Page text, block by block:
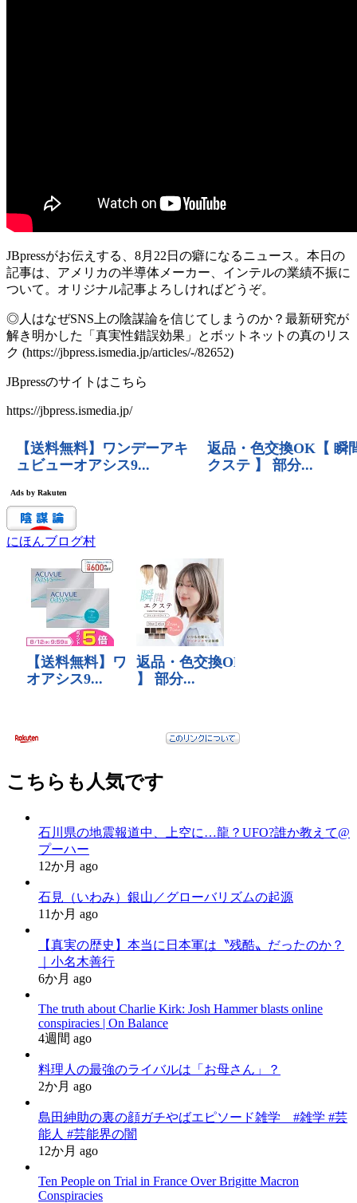
JBpressがお伝えする、8月22日の癖になるニュース。本日の
記事は、アメリカの半導体メーカー、インテルの業績不振に
ついて。オリジナル記事よろしければどうぞ。
◎人はなぜSNS上の陰謀論を信じてしまうのか？最新研究が
解き明かした「真実性錯誤効果」とボットネットの真のリス
ク (https://jbpress.ismedia.jp/articles/-/82652)
JBpressのサイトはこちら
https://jbpress.ismedia.jp/
にほんブログ村
こちらも人気です
石川県の地震報道中、上空に…龍？UFO?誰か教えて@
プーハー
12か月 ago
石見（いわみ）銀山／グローバリズムの起源
11か月 ago
【真実の歴史】本当に日本軍は〝残酷〟だったのか？
｜小名木善行
6か月 ago
The truth about Charlie Kirk: Josh Hammer blasts online
conspiracies | On Balance
4週間 ago
料理人の最強のライバルは「お母さん」？
2か月 ago
島田紳助の裏の顔ガチやばエピソード雑学 #雑学 #芸
能人 #芸能界の闇
12か月 ago
Ten People on Trial in France Over Brigitte Macron
Conspiracies